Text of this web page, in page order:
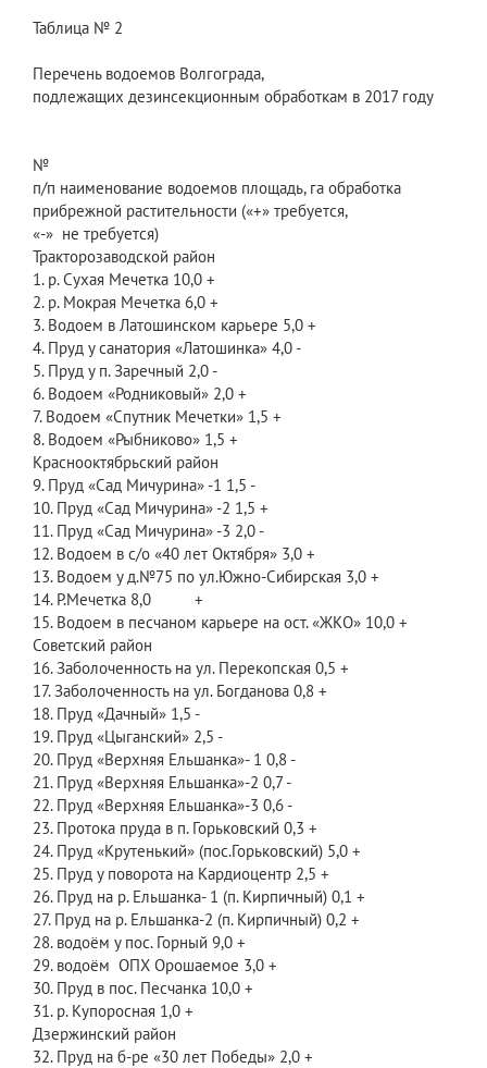
Таблица № 2
Перечень водоемов Волгограда,
подлежащих дезинсекционным обработкам в 2017 году
№
п/п наименование водоемов площадь, га обработка
прибрежной растительности («+» требуется,
«-» не требуется)
Тракторозаводской район
1. р. Сухая Мечетка 10,0 +
2. р. Мокрая Мечетка 6,0 +
3. Водоем в Латошинском карьере 5,0 +
4. Пруд у санатория «Латошинка» 4,0 -
5. Пруд у п. Заречный 2,0 -
6. Водоем «Родниковый» 2,0 +
7. Водоем «Спутник Мечетки» 1,5 +
8. Водоем «Рыбниково» 1,5 +
Краснооктябрьский район
9. Пруд «Сад Мичурина» -1 1,5 -
10. Пруд «Сад Мичурина» -2 1,5 +
11. Пруд «Сад Мичурина» -3 2,0 -
12. Водоем в с/о «40 лет Октября» 3,0 +
13. Водоем у д.№75 по ул.Южно-Сибирская 3,0 +
14. Р.Мечетка 8,0 +
15. Водоем в песчаном карьере на ост. «ЖКО» 10,0 +
Советский район
16. Заболоченность на ул. Перекопская 0,5 +
17. Заболоченность на ул. Богданова 0,8 +
18. Пруд «Дачный» 1,5 -
19. Пруд «Цыганский» 2,5 -
20. Пруд «Верхняя Ельшанка»- 1 0,8 -
21. Пруд «Верхняя Ельшанка»-2 0,7 -
22. Пруд «Верхняя Ельшанка»-3 0,6 -
23. Протока пруда в п. Горьковский 0,3 +
24. Пруд «Крутенький» (пос.Горьковский) 5,0 +
25. Пруд у поворота на Кардиоцентр 2,5 +
26. Пруд на р. Ельшанка- 1 (п. Кирпичный) 0,1 +
27. Пруд на р. Ельшанка-2 (п. Кирпичный) 0,2 +
28. водоём у пос. Горный 9,0 +
29. водоём ОПХ Орошаемое 3,0 +
30. Пруд в пос. Песчанка 10,0 +
31. р. Купоросная 1,0 +
Дзержинский район
32. Пруд на б-ре «30 лет Победы» 2,0 +